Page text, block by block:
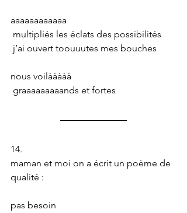
aaaaaaaaaaaa
multipliés les éclats des possibilités
j’ai ouvert toouuutes mes bouches
nous voilààààà
graaaaaaaaands et fortes
14.
maman et moi on a écrit un poème de
qualité :
pas besoin